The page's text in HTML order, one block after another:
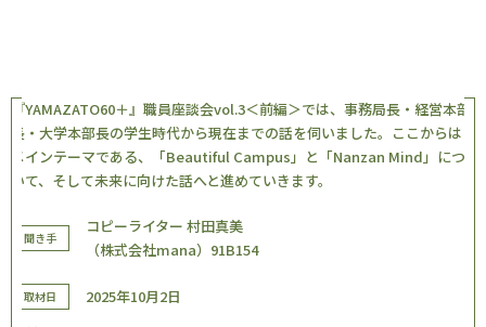
『YAMAZATO60＋』職員座談会vol.3＜前編＞では、事務局長・経営本部
長・大学本部長の学生時代から現在までの話を伺いました。ここからは
メインテーマである、「Beautiful Campus」と「Nanzan Mind」につ
いて、そして未来に向けた話へと進めていきます。
聞き手
コピーライター 村田真美
（株式会社mana）91B154
取材日 2025年10月2日